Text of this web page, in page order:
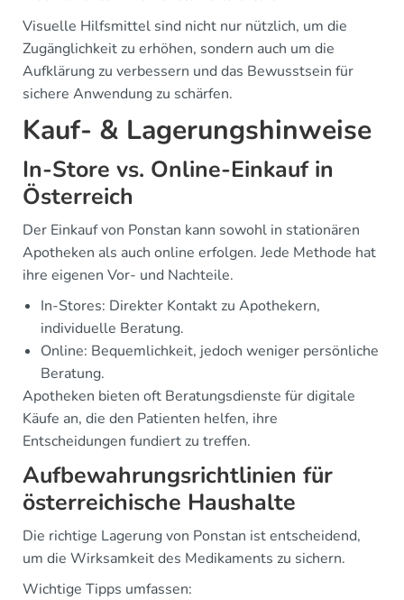
Visuelle Hilfsmittel sind nicht nur nützlich, um die
Zugänglichkeit zu erhöhen, sondern auch um die
Aufklärung zu verbessern und das Bewusstsein für
sichere Anwendung zu schärfen.
Kauf- & Lagerungshinweise
In-Store vs. Online-Einkauf in
Österreich
Der Einkauf von Ponstan kann sowohl in stationären
Apotheken als auch online erfolgen. Jede Methode hat
ihre eigenen Vor- und Nachteile.
In-Stores: Direkter Kontakt zu Apothekern,
individuelle Beratung.
Online: Bequemlichkeit, jedoch weniger persönliche
Beratung.
Apotheken bieten oft Beratungsdienste für digitale
Käufe an, die den Patienten helfen, ihre
Entscheidungen fundiert zu treffen.
Aufbewahrungsrichtlinien für
österreichische Haushalte
Die richtige Lagerung von Ponstan ist entscheidend,
um die Wirksamkeit des Medikaments zu sichern.
Wichtige Tipps umfassen: